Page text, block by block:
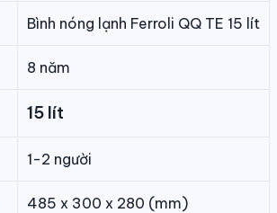
Bình nóng lạnh Ferroli QQ TE 15 lít
8 năm
15 lít
1-2 người
485 x 300 x 280 (mm)